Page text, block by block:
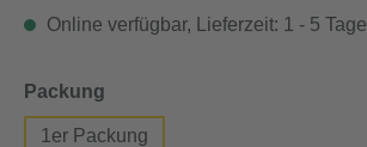
Online verfügbar, Lieferzeit: 1 - 5 Tage
Packung
1er Packung